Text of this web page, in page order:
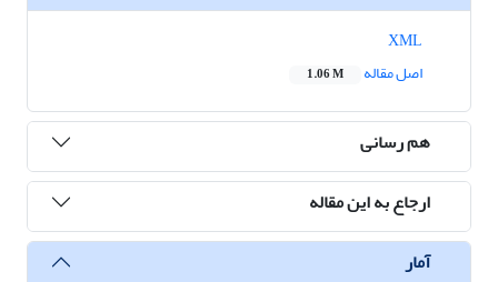
اصل مقاله
1.06 M
هم رسانی
ارجاع به این مقاله
آمار